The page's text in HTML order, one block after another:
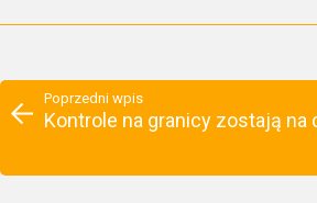
Poprzedni wpis
Kontrole na granicy zostają na